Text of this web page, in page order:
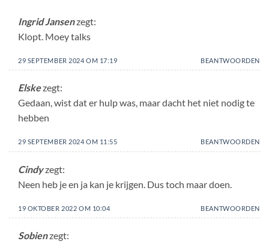
Ingrid Jansenzegt:
Klopt. Moey talks
29 SEPTEMBER 2024 OM 17:19 BEANTWOORDEN
Elskezegt:
Gedaan, wist dat er hulp was, maar dacht het niet nodig te
hebben
29 SEPTEMBER 2024 OM 11:55 BEANTWOORDEN
Cindyzegt:
Neen heb je en ja kan je krijgen. Dus toch maar doen.
19 OKTOBER 2022 OM 10:04 BEANTWOORDEN
Sobienzegt: